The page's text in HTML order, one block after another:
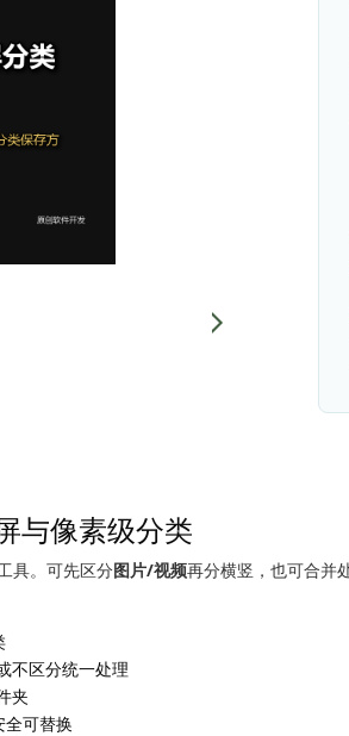
与像素级分类
具。可先区分图片/视频再分横竖，也可合并
不区分统一处理
夹
可替换